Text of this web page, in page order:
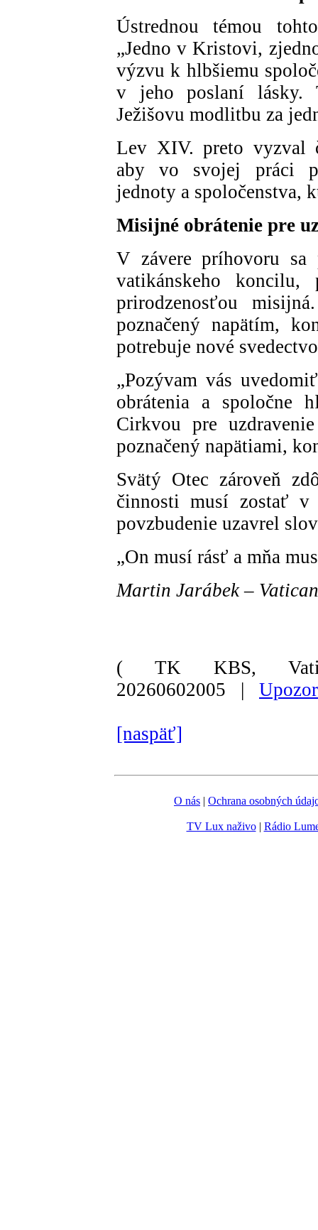
Ústrednou témou
„Jedno v Kristovi,
výzvu k hlbšiemu
v jeho poslaní lásky.
Ježišovu modlitbu za
Lev XIV. preto vyzval
aby vo svojej práci
jednoty a spoločenstva,
Misijné obrátenie pre
V závere príhovoru sa
vatikánskeho
prirodzenosťou
poznačený napätím,
potrebuje nové
„Pozývam vás
obrátenia a spoločne
Cirkvou pre
poznačený napätiami,
Svätý Otec zároveň
činnosti musí zostať v
povzbudenie uzavrel
„On musí rásť a mňa
Martin Jarábek –
( TK KBS,
20260602005 |
[naspäť]
O nás | Ochrana osobných
TV Lux naživo| Rádio